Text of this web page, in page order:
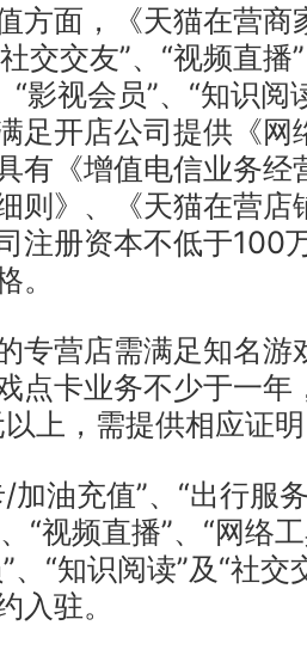
方面，《天猫在营商
交交友”、“视频直播
“影视会员”、“知识阅
足开店公司提供《网
有《增值电信业务经
则》、《天猫在营
注册资本不低于100
。
专营店需满足知名游
点卡业务不少于一年
上，需提供相应证
加油充值”、“出行服
“视频直播”、“网络
、“知识阅读”及“社
入驻。